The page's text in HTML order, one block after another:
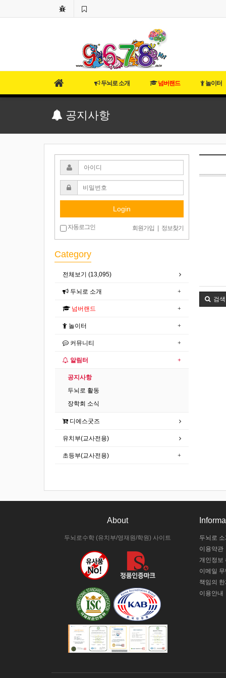
두뇌로 소개 넘버랜드 놀이터
공지사항
검색
Login
자동로그인 회원가입 정보찾기
Category
전체보기 (13,095)
두뇌로 소개
넘버랜드
놀이터
커뮤니티
알림터
공지사항
두뇌로 활동
장학회 소식
디에스굿즈
유치부(교사전용)
초등부(교사전용)
About
두뇌로수학 (유치부/영재원/학원) 사이트
두뇌로 소
이용약관
개인정보
이메일
책임의
이용안내